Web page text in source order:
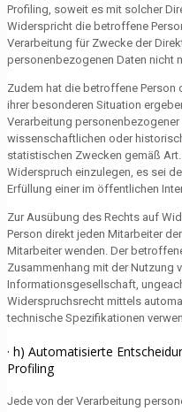
Profiling, soweit es mit solcher
Widerspricht die betroffene
Verarbeitung für Zwecke der
personenbezogenen Daten nicht
Zudem hat die betroffene Person
ihrer besonderen Situation
Verarbeitung
wissenschaftlichen oder
statistischen Zwecken gemäß Art.
Widerspruch einzulegen, es sei
Erfüllung einer im öffentlichen
Zur Ausübung des Rechts auf
Person direkt jeden Mitarbeiter
Mitarbeiter wenden. Der
Zusammenhang mit der Nutzung
Informationsgesellschaft,
Widerspruchsrecht mittels
technische Spezifikationen
· h) Automatisierte
Profiling
Jede von der Verarbeitung